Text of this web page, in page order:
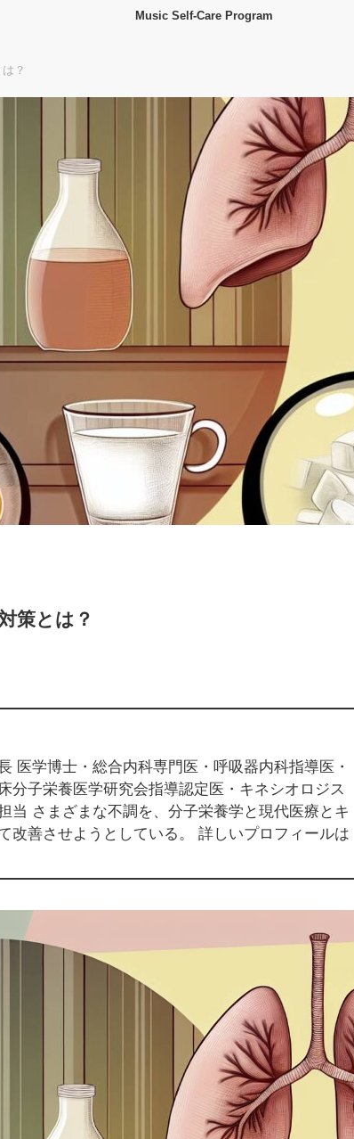
Music Self-Care Program
？
策とは？
医学博士・総合内科専門医・呼吸器内科指導医・
分子栄養医学研究会指導認定医・キネシオロジス
当 さまざまな不調を、分子栄養学と現代医療とキ
改善させようとしている。 詳しいプロフィールは